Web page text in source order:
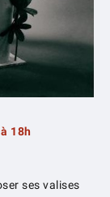
18h
ses valises